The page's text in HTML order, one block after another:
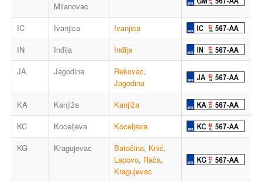
Milanovac
IC Ivanjica
Ivanjica
IN
Inđija
Inđija
JA
Jagodina Rekovac,
Jagodina
KA
Kanjiža
Kanjiža
KC
Koceljeva
Koceljeva
KG
Kragujevac Batočina, Knić,
Lapovo, Rača,
Kragujevac